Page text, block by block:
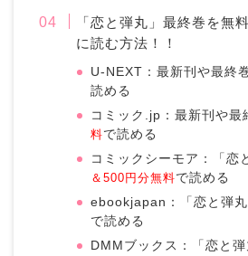
「恋と弾丸」最終巻を無
に読む方法！！
U-NEXT：最新刊や最終
読める
コミック.jp：最新刊や最
料で読める
コミックシーモア：「恋
＆500円分無料で読める
ebookjapan：「恋と弾
で読める
DMMブックス：「恋と